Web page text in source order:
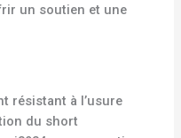
un soutien et une
résistant à l’usure
du short